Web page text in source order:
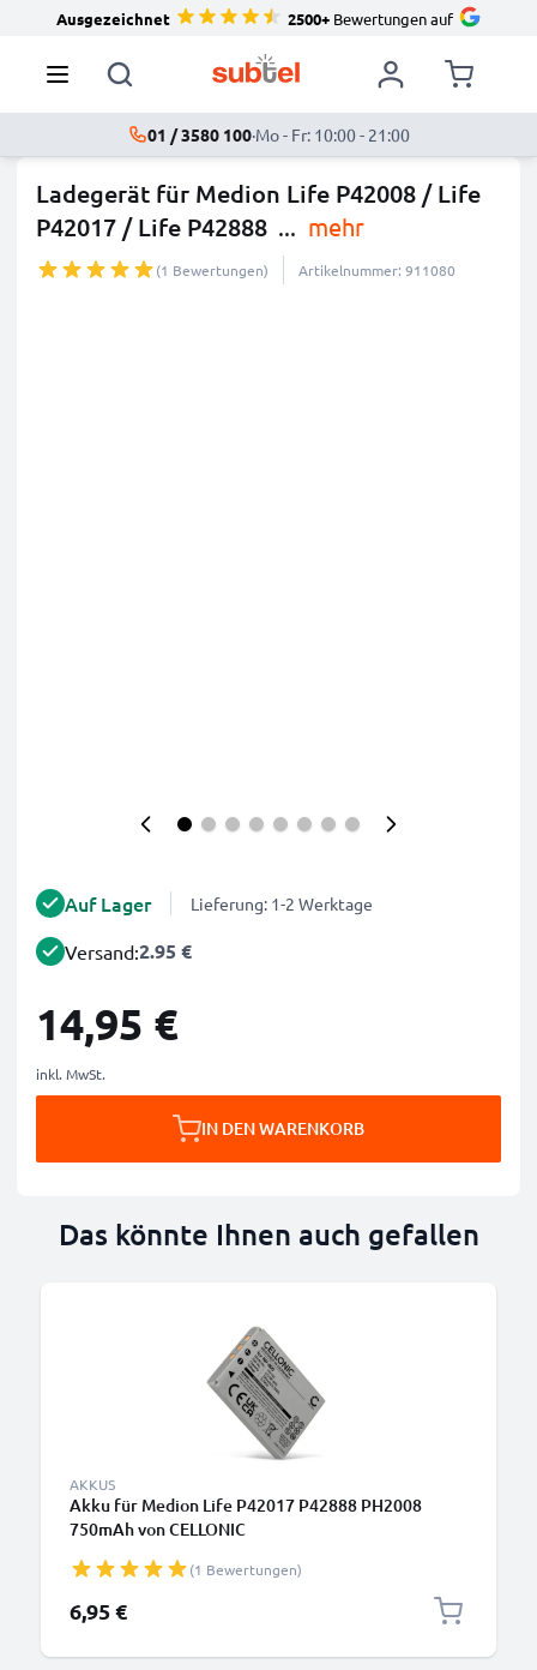
Ausgezeichnet 2500+Bewertungen auf
01 / 3580 100·Mo - Fr: 10:00 - 21:00
Ladegerät für Medion Life P42008 / Life
P42017 / Life P42888 ... mehr
(1 Bewertungen) Artikelnummer: 911080
Auf Lager Lieferung: 1-2 Werktage
Versand:2.95 €
14,95 €
inkl. MwSt.
IN DEN WARENKORB
Das könnte Ihnen auch gefallen
AKKUS
Akku für Medion Life P42017 P42888 PH2008
750mAh von CELLONIC
(1 Bewertungen)
6,95 €